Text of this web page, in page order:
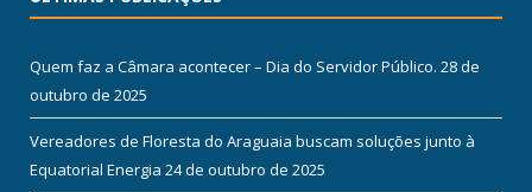
Quem faz a Câmara acontecer – Dia do Servidor Público. 28 de
outubro de 2025
Vereadores de Floresta do Araguaia buscam soluções junto à
Equatorial Energia 24 de outubro de 2025